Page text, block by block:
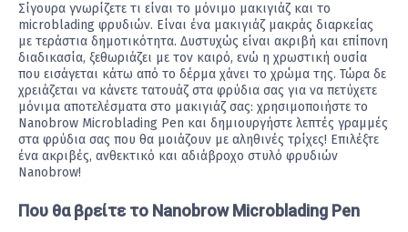
Σίγουρα γνωρίζετε τι είναι το μόνιμο μακιγιάζ και το
microblading φρυδιών. Είναι ένα μακιγιάζ μακράς διαρκείας
με τεράστια δημοτικότητα. Δυστυχώς είναι ακριβή και επίπονη
διαδικασία, ξεθωριάζει με τον καιρό, ενώ η χρωστική ουσία
που εισάγεται κάτω από το δέρμα χάνει το χρώμα της. Τώρα δε
χρειάζεται να κάνετε τατουάζ στα φρύδια σας για να πετύχετε
μόνιμα αποτελέσματα στο μακιγιάζ σας: χρησιμοποιήστε το
Nanobrow Microblading Pen και δημιουργήστε λεπτές γραμμές
στα φρύδια σας που θα μοιάζουν με αληθινές τρίχες! Επιλέξτε
ένα ακριβές, ανθεκτικό και αδιάβροχο στυλό φρυδιών
Nanobrow!
Που θα βρείτε το Nanobrow Microblading Pen